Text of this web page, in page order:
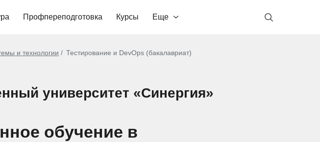
Профпереподготовка Курсы Еще
и технологии Тестирование и DevOps (бакалавриат)
университет «Синергия»
обучение в